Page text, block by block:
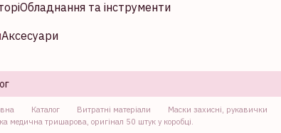
Обладнання та інструменти
Аксесуари
Каталог Витратні матеріали Маски захисні, рукавички
медична тришарова, оригінал 50 штук у коробці.